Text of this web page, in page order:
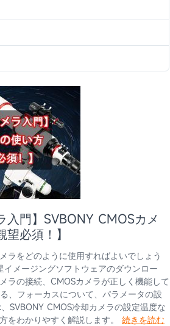
入門】SVBONY CMOSカメ
必須！】
ラをどのように使用すればよいでしょう
メージングソフトウェアのダウンロー
ラの接続、CMOSカメラが正しく機能して
、フォーカスについて、パラメータの設
SVBONY CMOS冷却カメラの設定温度な
をわかりやすく解説します。 続きを読む